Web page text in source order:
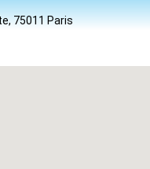
75011 Paris